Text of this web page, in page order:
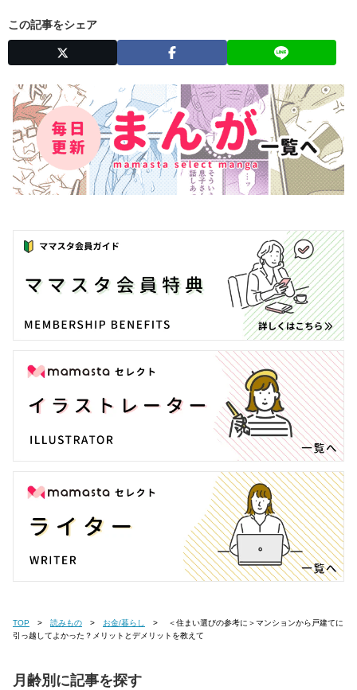
この記事をシェア
TOP 読みもの お金/暮らし
引っ越してよかった？メリットとデメリットを教えて
月齢別に記事を探す